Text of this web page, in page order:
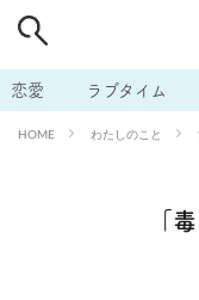
恋愛 ラブタイム
HOME わたしのこと
「
# 出会う方法